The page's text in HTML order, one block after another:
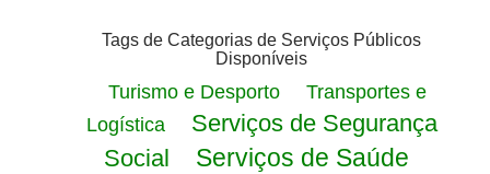
Tags de Categorias de Serviços Públicos
Disponíveis
Turismo e Desporto
Transportes e
Logística
Serviços de Segurança
Social
Serviços de Saúde